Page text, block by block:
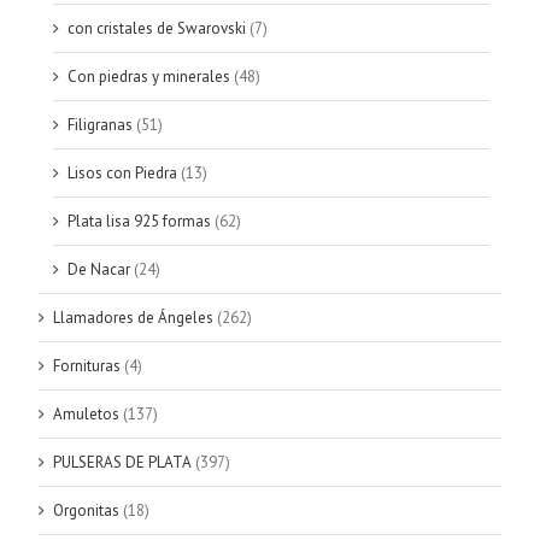
con cristales de Swarovski (7)
Con piedras y minerales (48)
Filigranas (51)
Lisos con Piedra (13)
Plata lisa 925 formas (62)
De Nacar (24)
Llamadores de Ángeles (262)
Fornituras (4)
Amuletos (137)
PULSERAS DE PLATA (397)
Orgonitas (18)